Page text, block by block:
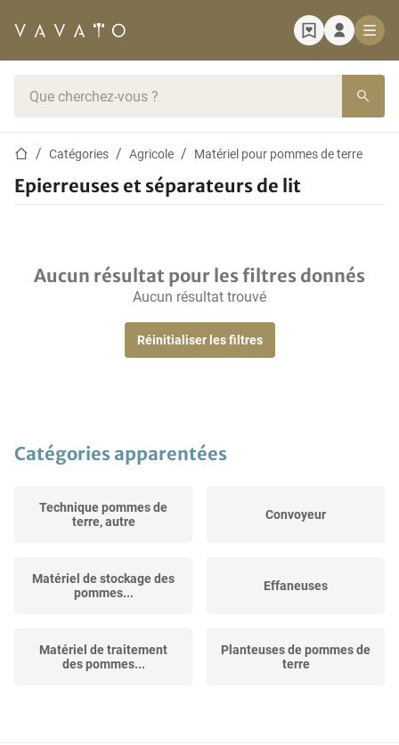
Page d'accueil
Catégories Agricole Matériel pour pommes de terre
Epierreuses et séparateurs de lit
Aucun résultat pour les filtres donnés
Aucun résultat trouvé
Réinitialiser les filtres
Catégories apparentées
Technique pommes de
terre, autre
Convoyeur
Matériel de stockage des
pommes...
Effaneuses
Matériel de traitement
des pommes...
Planteuses de pommes de
terre